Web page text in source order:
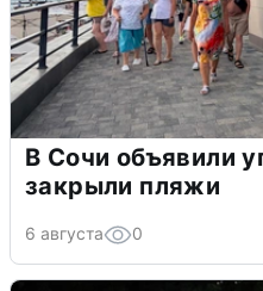
В Сочи объявили
закрыли пляжи
6 августа 0